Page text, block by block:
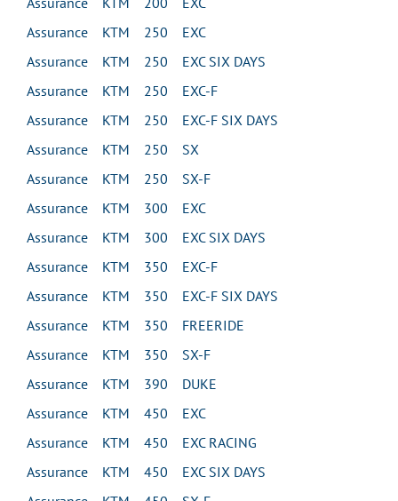
Assurance KTM 250 EXC
Assurance KTM 250 EXC SIX DAYS
Assurance KTM 250 EXC-F
Assurance KTM 250 EXC-F SIX DAYS
Assurance KTM 250 SX
Assurance KTM 250 SX-F
Assurance KTM 300 EXC
Assurance KTM 300 EXC SIX DAYS
Assurance KTM 350 EXC-F
Assurance KTM 350 EXC-F SIX DAYS
Assurance KTM 350 FREERIDE
Assurance KTM 350 SX-F
Assurance KTM 390 DUKE
Assurance KTM 450 EXC
Assurance KTM 450 EXC RACING
Assurance KTM 450 EXC SIX DAYS